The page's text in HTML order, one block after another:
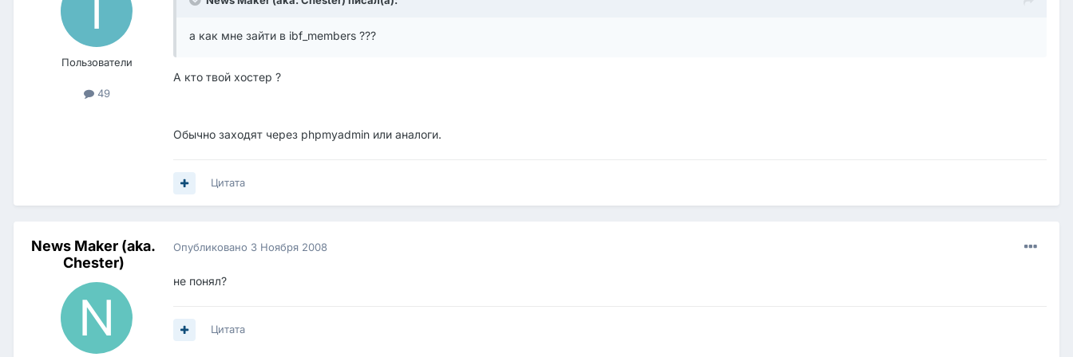
Пользователи
49
а как мне зайти в ibf_members ???
А кто твой хостер ?
Обычно заходят через phpmyadmin или аналоги.
Цитата
News Maker (aka.
Chester)
Опубликовано 3 Ноября 2008
не понял?
Цитата